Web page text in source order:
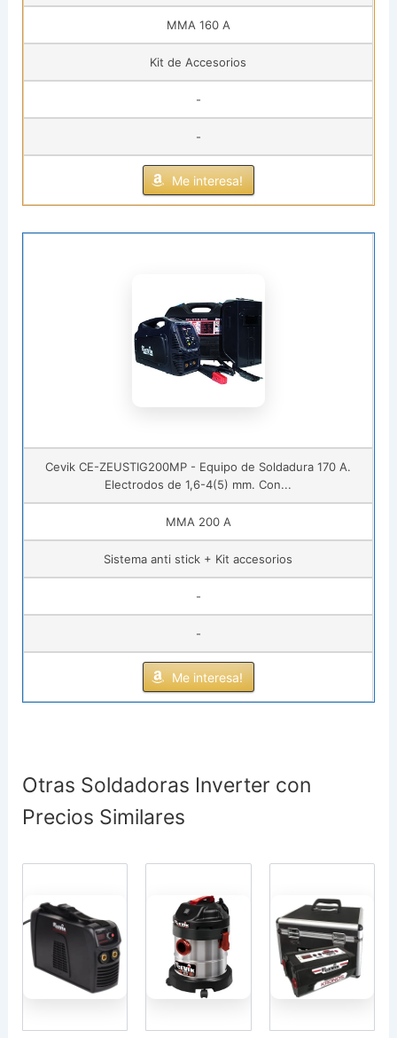
MMA 160 A
Kit de Accesorios
-
-
Me interesa!
Cevik CE-ZEUSTIG200MP - Equipo de Soldadura 170 A.
Electrodos de 1,6-4(5) mm. Con...
MMA 200 A
Sistema anti stick + Kit accesorios
-
-
Me interesa!
Otras Soldadoras Inverter con
Precios Similares